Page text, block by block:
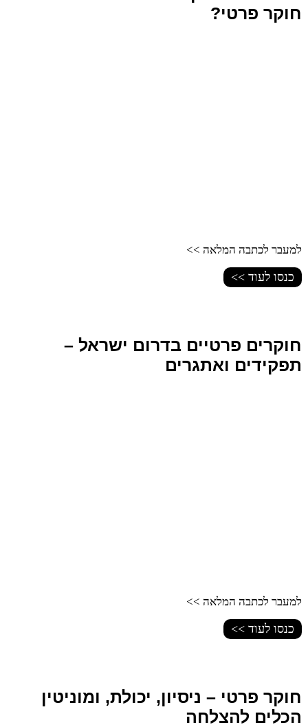
חוקר פרטי?
למעבר לכתבה המלאה >>
כנסו לעוד >>
חוקרים פרטיים בדרום ישראל –
תפקידים ואתגרים
למעבר לכתבה המלאה >>
כנסו לעוד >>
חוקר פרטי – ניסיון, יכולת, ומוניטין
הכלים להצלחה